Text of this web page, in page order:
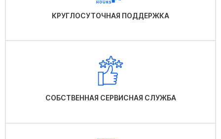
КРУГЛОСУТОЧНАЯ ПОДДЕРЖКА
СОБСТВЕННАЯ СЕРВИСНАЯ СЛУЖБА